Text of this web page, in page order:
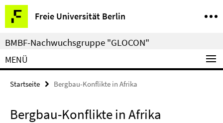
Springe
direkt
zu
Inhalt
Freie Universität Berlin
Service-
Navigation
BMBF-Nachwuchsgruppe "GLOCON"
MENÜ
Startseite Bergbau-Konflikte in Afrika
Bergbau-Konflikte in Afrika